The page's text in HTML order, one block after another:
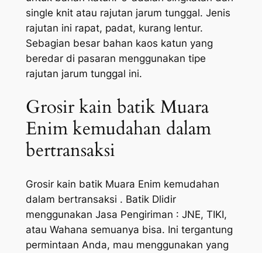
single knit atau rajutan jarum tunggal. Jenis
rajutan ini rapat, padat, kurang lentur.
Sebagian besar bahan kaos katun yang
beredar di pasaran menggunakan tipe
rajutan jarum tunggal ini.
Grosir kain batik Muara
Enim kemudahan dalam
bertransaksi
Grosir kain batik Muara Enim kemudahan
dalam bertransaksi . Batik Dlidir
menggunakan Jasa Pengiriman : JNE, TIKI,
atau Wahana semuanya bisa. Ini tergantung
permintaan Anda, mau menggunakan yang